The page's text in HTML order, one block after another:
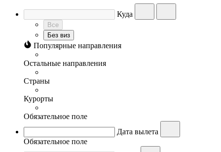
Куда
Все
Без виз
Популярные направления
Остальные направления
Страны
Курорты
Обязательное поле
Дата вылета
Обязательное поле